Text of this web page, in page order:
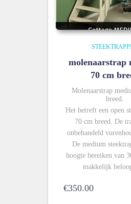
molenaarstrap
70 cm
Molenaarstrap
breed.
Het betreft een open
70 cm breed. De
onbehandeld
De medium
hoogte bereiken van
makkelijk
€350.00